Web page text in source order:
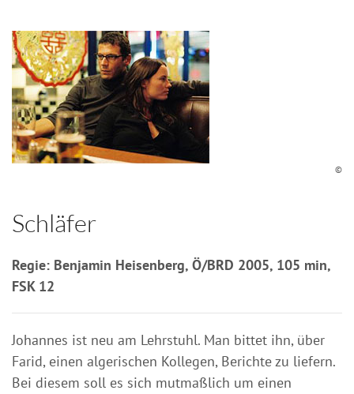
©
Schläfer
Regie: Benjamin Heisenberg, Ö/BRD 2005, 105 min,
FSK 12
Johannes ist neu am Lehrstuhl. Man bittet ihn, über
Farid, einen algerischen Kollegen, Berichte zu liefern.
Bei diesem soll es sich mutmaßlich um einen